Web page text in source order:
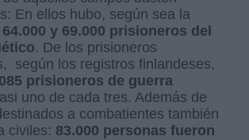
En ellos hubo, según sea la
64.000 y 69.000 prisioneros del
. De los prisioneros
según los registros finlandeses,
prisioneros de guerra
uno de cada tres. Además de
a combatientes también
civiles: 83.000 personas fueron